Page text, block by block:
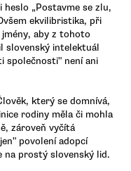
heslo „Postavme se zlu,
ekvilibristika, při
aby z tohoto
slovenský intelektuál
společnosti" není ani
který se domnívá,
rodiny měla či mohla
zároveň vyčítá
povolení adopcí
na prostý slovenský lid.